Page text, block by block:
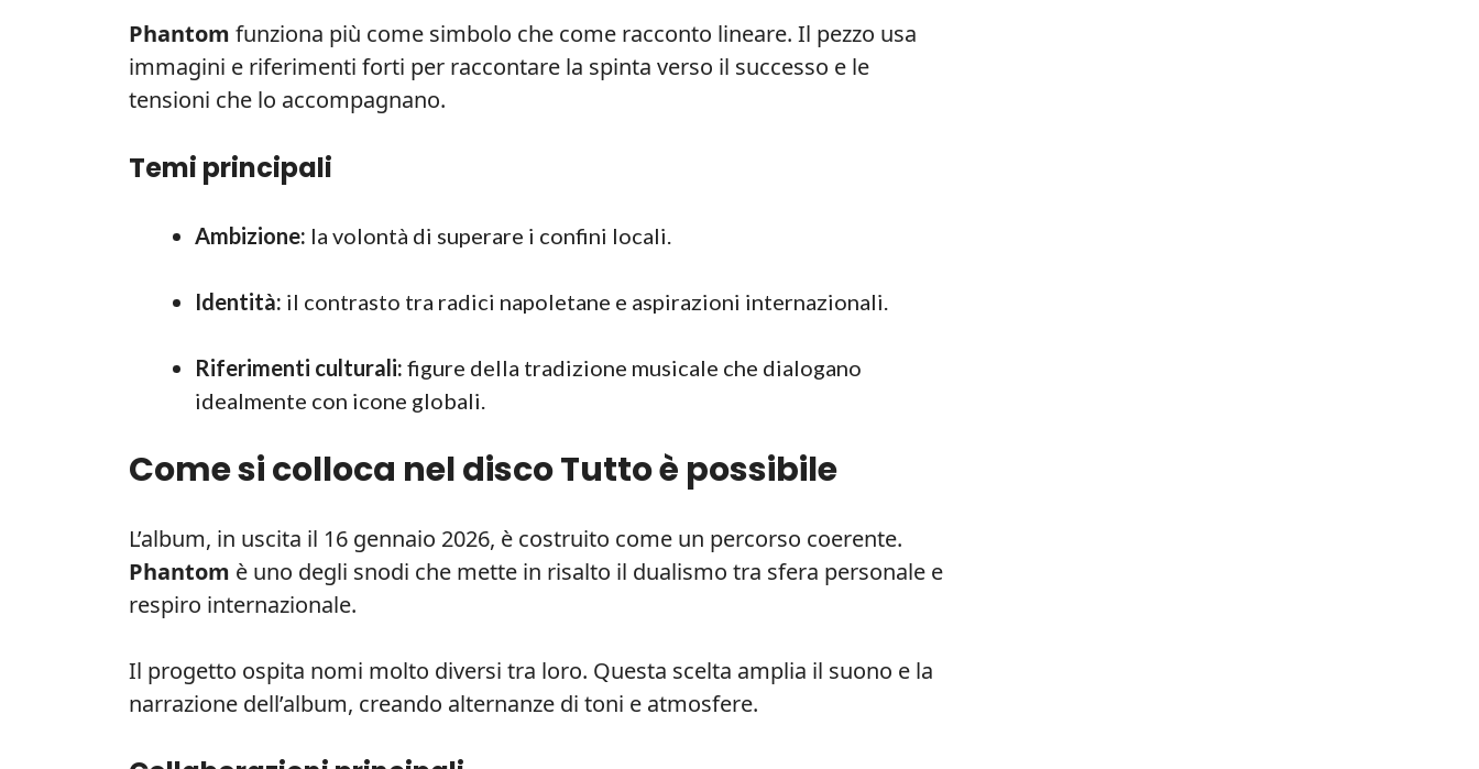
Phantom funziona più come simbolo che come racconto lineare. Il pezzo usa
immagini e riferimenti forti per raccontare la spinta verso il successo e le
tensioni che lo accompagnano.
Temi principali
Ambizione: la volontà di superare i confini locali.
Identità: il contrasto tra radici napoletane e aspirazioni internazionali.
Riferimenti culturali: figure della tradizione musicale che dialogano
idealmente con icone globali.
Come si colloca nel discoTutto è possibile
L’album, in uscita il 16 gennaio 2026, è costruito come un percorso coerente.
Phantom è uno degli snodi che mette in risalto il dualismo tra sfera personale e
respiro internazionale.
Il progetto ospita nomi molto diversi tra loro. Questa scelta amplia il suono e la
narrazione dell’album, creando alternanze di toni e atmosfere.